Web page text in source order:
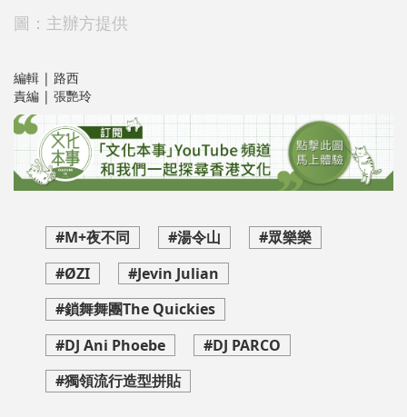
圖：主辦方提供
編輯 | 路西
責編 | 張艷玲
#M+夜不同 #湯令山
#眾樂樂
#ØZI
#Jevin Julian
#鎖舞舞團The Quickies
#DJ Ani Phoebe
#DJ PARCO
#獨領流行造型拼貼